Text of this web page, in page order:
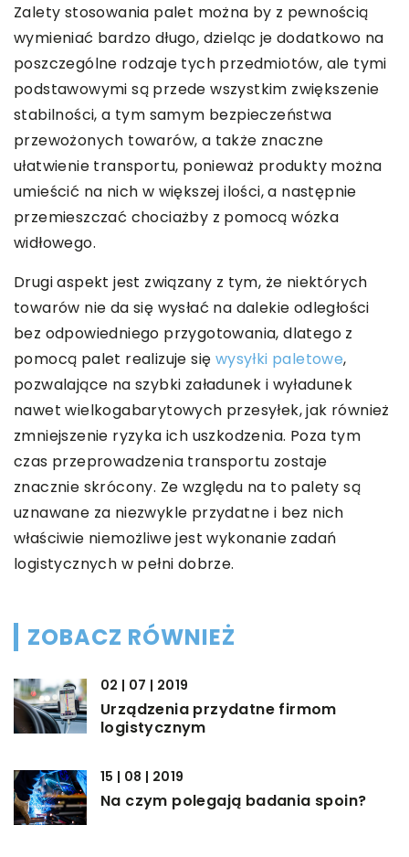
Zalety stosowania palet można by z pewnością
wymieniać bardzo długo, dzieląc je dodatkowo na
poszczególne rodzaje tych przedmiotów, ale tymi
podstawowymi są przede wszystkim zwiększenie
stabilności, a tym samym bezpieczeństwa
przewożonych towarów, a także znaczne
ułatwienie transportu, ponieważ produkty można
umieścić na nich w większej ilości, a następnie
przemieszczać chociażby z pomocą wózka
widłowego.
Drugi aspekt jest związany z tym, że niektórych
towarów nie da się wysłać na dalekie odległości
bez odpowiedniego przygotowania, dlatego z
pomocą palet realizuje się wysyłki paletowe,
pozwalające na szybki załadunek i wyładunek
nawet wielkogabarytowych przesyłek, jak również
zmniejszenie ryzyka ich uszkodzenia. Poza tym
czas przeprowadzenia transportu zostaje
znacznie skrócony. Ze względu na to palety są
uznawane za niezwykle przydatne i bez nich
właściwie niemożliwe jest wykonanie zadań
logistycznych w pełni dobrze.
ZOBACZ RÓWNIEŻ
02 | 07 | 2019
Urządzenia przydatne firmom
logistycznym
15 | 08 | 2019
Na czym polegają badania spoin?